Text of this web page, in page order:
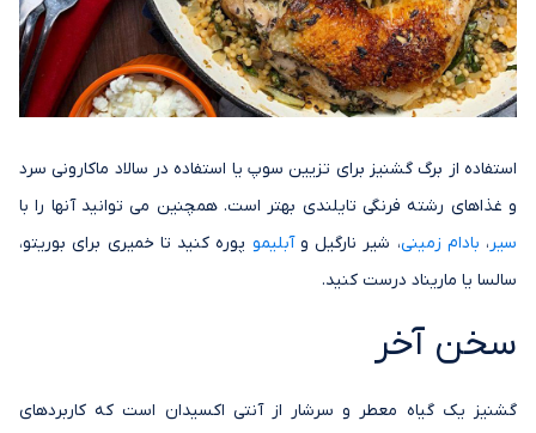
استفاده از برگ گشنیز برای تزیین سوپ یا استفاده در سالاد ماکارونی سرد
و غذاهای رشته فرنگی تایلندی بهتر است. همچنین می توانید آنها را با
سیر، بادام زمینی، شیر نارگیل وآبلیمو پوره کنید تا خمیری برای بوریتو،
سالسا یا ماریناد درست کنید.
سخن آخر
گشنیز یک گیاه معطر و سرشار از آنتی اکسیدان است که کاربردهای